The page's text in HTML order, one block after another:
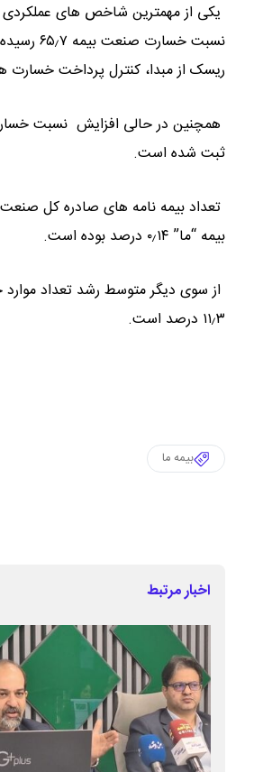
یکی از مهمترین شاخص های
ریسک از مبدا، کنترل پرداخت
ثبت شده است.
تعداد بیمه نامه های صادره کل
بیمه “ما” ۰٫۱۴ درصد بوده است.
۱۱٫۳ درصد است.
بیمه ما
اخبار مرتبط